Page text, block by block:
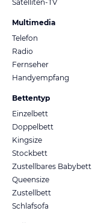
Satelliten-TV
Multimedia
Telefon
Radio
Fernseher
Handyempfang
Bettentyp
Einzelbett
Doppelbett
Kingsize
Stockbett
Zustellbares Babybett
Queensize
Zustellbett
Schlafsofa